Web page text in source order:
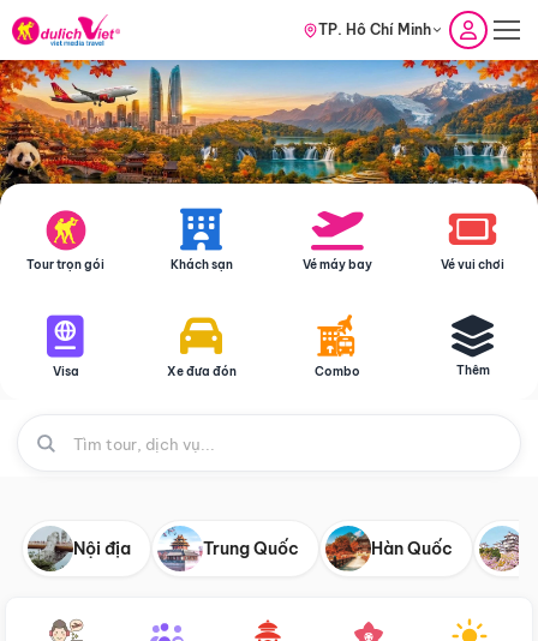
TP. Hồ Chí Minh
Tour trọn gói Khách sạn Vé máy bay Vé vui chơi
Visa Xe đưa đón Combo Thêm
Nội địa Trung Quốc Hàn Quốc